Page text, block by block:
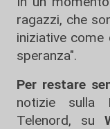
ragazzi, che
iniziative
speranza".
Per restare
notizie sulla
Telenord, su